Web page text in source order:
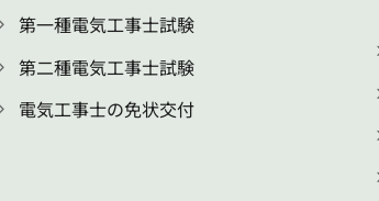
第一種電気工事士試験
第二種電気工事士試験
電気工事士の免状交付